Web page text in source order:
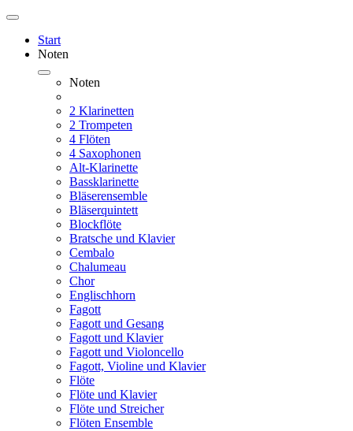
Start
Noten
Noten
2 Klarinetten
2 Trompeten
4 Flöten
4 Saxophonen
Alt-Klarinette
Bassklarinette
Bläserensemble
Bläserquintett
Blockflöte
Bratsche und Klavier
Cembalo
Chalumeau
Chor
Englischhorn
Fagott
Fagott und Gesang
Fagott und Klavier
Fagott und Violoncello
Fagott, Violine und Klavier
Flöte
Flöte und Klavier
Flöte und Streicher
Flöten Ensemble